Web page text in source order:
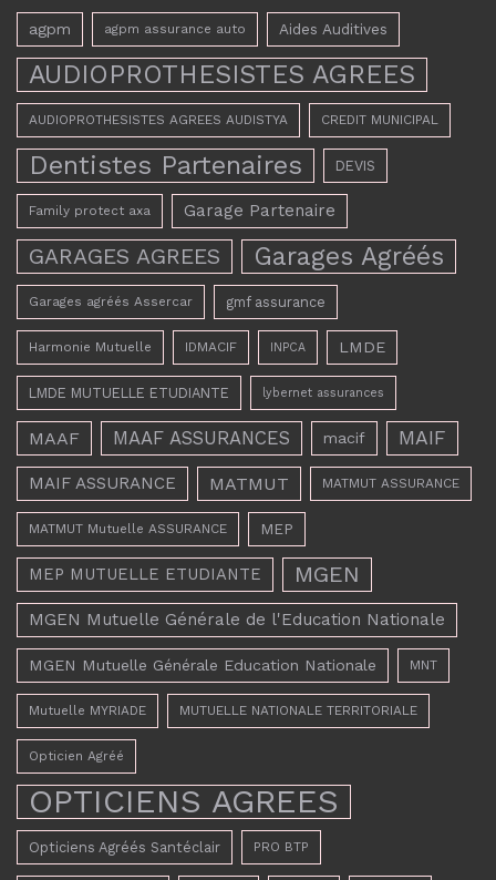
agpm agpm assurance auto Aides Auditives
AUDIOPROTHESISTES AGREES
AUDIOPROTHESISTES AGREES AUDISTYA CREDIT MUNICIPAL
Dentistes Partenaires DEVIS
Family protect axa Garage Partenaire
GARAGES AGREES Garages Agréés
Garages agréés Assercar gmf assurance
Harmonie Mutuelle IDMACIF INPCA LMDE
LMDE MUTUELLE ETUDIANTE lybernet assurances
MAAF MAAF ASSURANCES macif MAIF
MAIF ASSURANCE MATMUT MATMUT ASSURANCE
MATMUT Mutuelle ASSURANCE MEP
MEP MUTUELLE ETUDIANTE MGEN
MGEN Mutuelle Générale de l'Education Nationale
MGEN Mutuelle Générale Education Nationale MNT
Mutuelle MYRIADE MUTUELLE NATIONALE TERRITORIALE
Opticien Agréé
OPTICIENS AGREES
Opticiens Agréés Santéclair PRO BTP